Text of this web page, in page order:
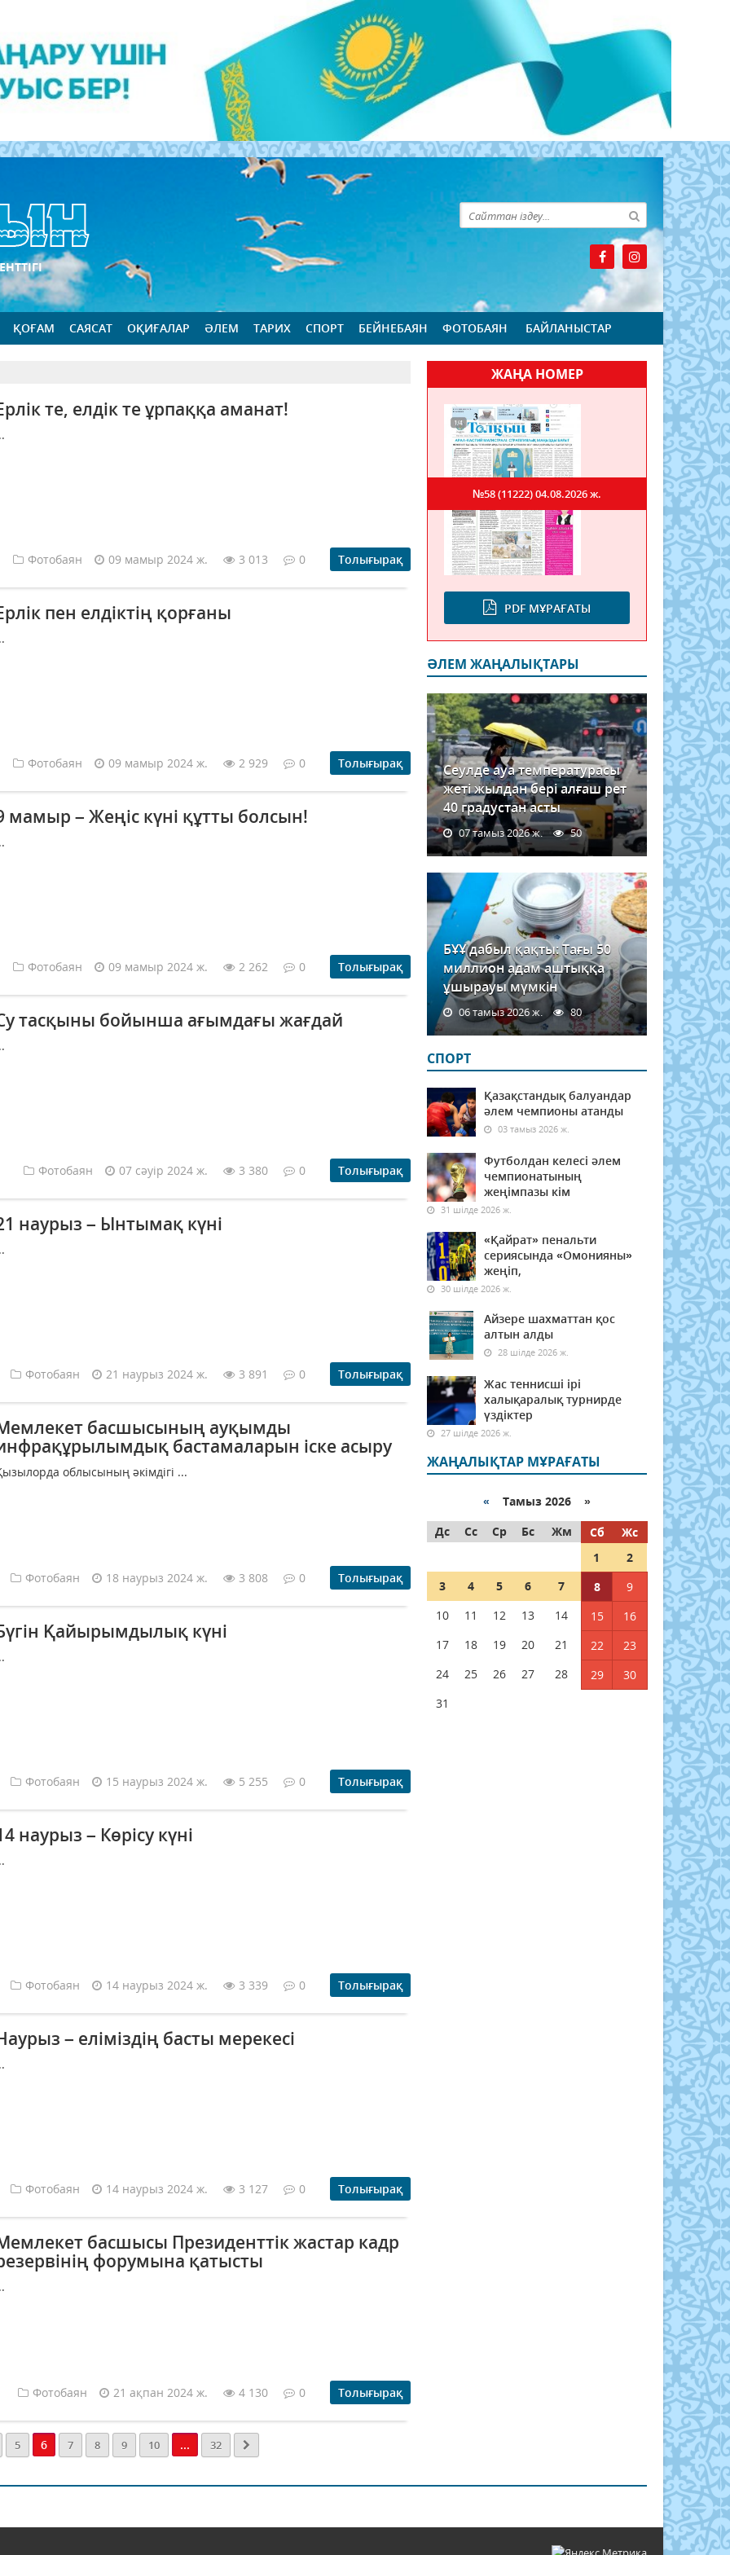
ҚОҒАМ САЯСАТ ОҚИҒАЛАР ӘЛЕМ ТАРИХ СПОРТ БЕЙНЕБАЯН ФОТОБАЯН БАЙЛАНЫСТАР
те, елдік те ұрпаққа аманат!
Фотобаян 09 мамыр 2024 ж. 3 013 0 Толығырақ
пен елдіктің қорғаны
Фотобаян 09 мамыр 2024 ж. 2 929 0 Толығырақ
мамыр – Жеңіс күні құтты болсын!
Фотобаян 09 мамыр 2024 ж. 2 262 0 Толығырақ
тасқыны бойынша ағымдағы жағдай
Фотобаян 07 сәуір 2024 ж. 3 380 0 Толығырақ
наурыз – Ынтымақ күні
Фотобаян 21 наурыз 2024 ж. 3 891 0 Толығырақ
басшысының ауқымды
бастамаларын іске асыру
облысының әкімдігі ...
Фотобаян 18 наурыз 2024 ж. 3 808 0 Толығырақ
Қайырымдылық күні
Фотобаян 15 наурыз 2024 ж. 5 255 0 Толығырақ
наурыз – Көрісу күні
Фотобаян 14 наурыз 2024 ж. 3 339 0 Толығырақ
– еліміздің басты мерекесі
Фотобаян 14 наурыз 2024 ж. 3 127 0 Толығырақ
басшысы Президенттік жастар кадр
форумына қатысты
Фотобаян 21 ақпан 2024 ж. 4 130 0 Толығырақ
5 6 7 8 9 10 ... 32
ЖАҢА НОМЕР
PDF МҰРАҒАТЫ
№58 (11222)04.08.2026 ж.
ӘЛЕМ ЖАҢАЛЫҚТАРЫ
Сеулде ауа температурасы
жеті жылдан бері алғаш рет
40 градустан асты
07 тамыз 2026 ж. 50
БҰҰ дабыл қақты: Тағы 50
миллион адам аштыққа
ұшырауы мүмкін
06 тамыз 2026 ж. 80
СПОРТ
Қазақстандық балуандар
әлем чемпионы атанды
03 тамыз 2026 ж.
Футболдан келесі әлем
чемпионатының
жеңімпазы кім
31 шілде 2026 ж.
«Қайрат» пенальти
сериясында «Омонияны»
жеңіп,
30 шілде 2026 ж.
Айзере шахматтан қос
алтын алды
28 шілде 2026 ж.
Жас теннисші ірі
халықаралық турнирде
үздіктер
27 шілде 2026 ж.
ЖАҢАЛЫҚТАР МҰРАҒАТЫ
« Тамыз 2026 »
Дс
Сс Ср Бс Жм Сб
Жс
1
2
3
4 5 6 7 8
9
10
11 12 13 14 15
16
17
18 19 20 21 22
23
24
25 26 27 28 29
30
31